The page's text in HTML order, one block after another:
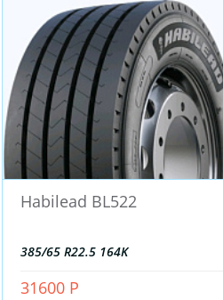
Habilead BL522
385/65 R22.5 164K
31600 Р